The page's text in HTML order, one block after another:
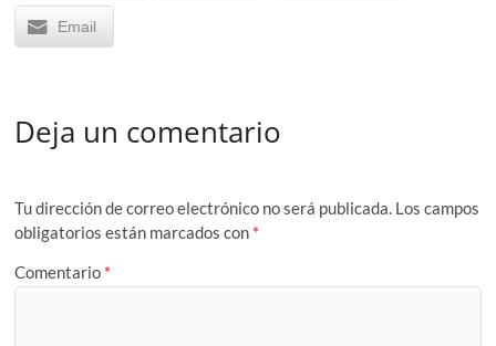
Email
Deja un comentario
Tu dirección de correo electrónico no será publicada. Los campos
obligatorios están marcados con *
Comentario *